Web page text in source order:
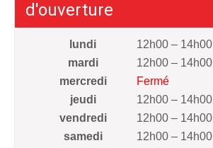
d'ouverture
lundi
12h00 – 14h00
mardi
12h00 – 14h00
mercredi
Fermé
jeudi
12h00 – 14h00
vendredi
12h00 – 14h00
samedi
12h00 – 14h00